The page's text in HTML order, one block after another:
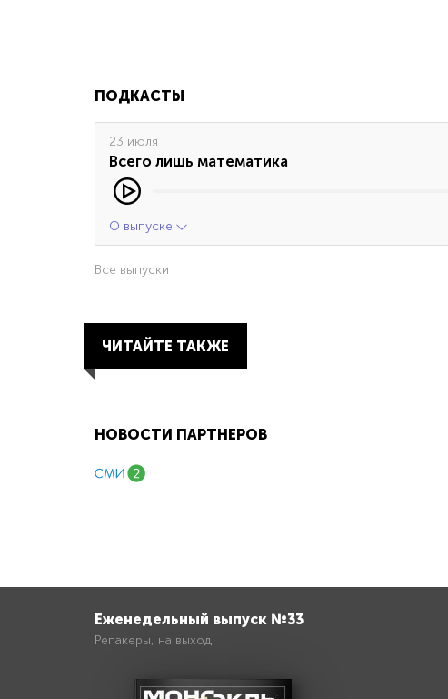
ПОДКАСТЫ
23 июля
Всего лишь математика
О выпуске
Все выпуски
ЧИТАЙТЕ ТАКЖЕ
НОВОСТИ ПАРТНЕРОВ
Еженедельный выпуск №33
Репакеры, на выход